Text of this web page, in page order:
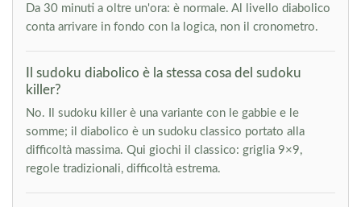
Da 30 minuti a oltre un'ora: è normale. Al livello diabolico
conta arrivare in fondo con la logica, non il cronometro.
Il sudoku diabolico è la stessa cosa del sudoku
killer?
No. Il sudoku killer è una variante con le gabbie e le
somme; il diabolico è un sudoku classico portato alla
difficoltà massima. Qui giochi il classico: griglia 9×9,
regole tradizionali, difficoltà estrema.